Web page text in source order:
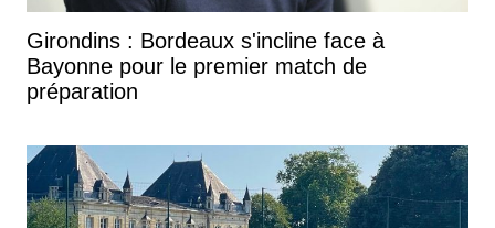
Girondins : Bordeaux s'incline face à
Bayonne pour le premier match de
préparation